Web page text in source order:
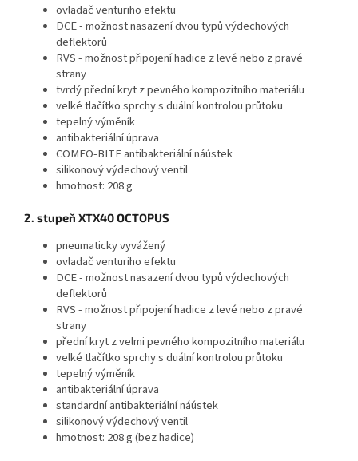
ovladač venturiho efektu
DCE - možnost nasazení dvou typů výdechových
deflektorů
RVS - možnost připojení hadice z levé nebo z pravé
strany
tvrdý přední kryt z pevného kompozitního materiálu
velké tlačítko sprchy s duální kontrolou průtoku
tepelný výměník
antibakteriální úprava
COMFO-BITE antibakteriální náústek
silikonový výdechový ventil
hmotnost: 208 g
2. stupeň XTX40 OCTOPUS
pneumaticky vyvážený
ovladač venturiho efektu
DCE - možnost nasazení dvou typů výdechových
deflektorů
RVS - možnost připojení hadice z levé nebo z pravé
strany
přední kryt z velmi pevného kompozitního materiálu
velké tlačítko sprchy s duální kontrolou průtoku
tepelný výměník
antibakteriální úprava
standardní antibakteriální náústek
silikonový výdechový ventil
hmotnost: 208 g (bez hadice)